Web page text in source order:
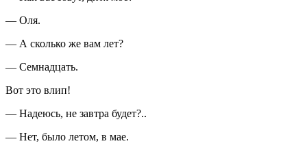
— Оля.
— А сколько же вам лет?
— Семнадцать.
Вот это влип!
— Надеюсь, не завтра будет?..
— Нет, было летом, в мае.